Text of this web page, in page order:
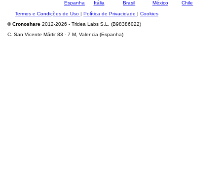
Termos e Condições de Uso | Política de Privacidade | Cookies
©Cronoshare 2012-2026 - Tridea Labs S.L. (B98386022)
C. San Vicente Mártir 83 - 7 M, Valencia (Espanha)